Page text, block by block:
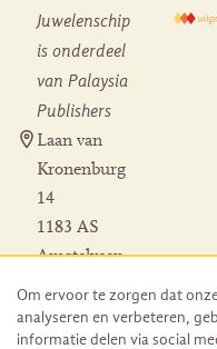
Juwelenschip
is onderdeel
van Palaysia
Publishers
Laan van
Kronenburg
14
1183 AS
Amstelveen
Herroeping
bestelling
Om ervoor te zorgen dat
analyseren en verbeteren,
informatie delen via social